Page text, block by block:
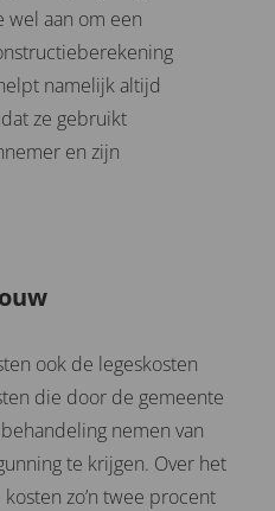
aan om een
namelijk altijd
ze gebruikt
en zijn
ook de legeskosten
die door de gemeente
nemen van
te krijgen. Over het
zo’n twee procent